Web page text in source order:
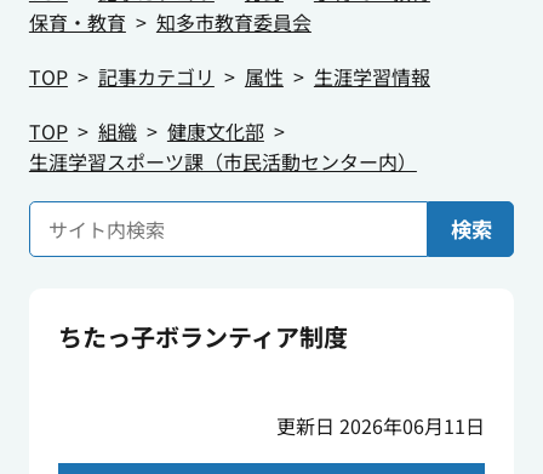
保育・教育
知多市教育委員会
TOP
記事カテゴリ 属性
生涯学習情報
TOP
組織
健康文化部
生涯学習スポーツ課（市民活動センター内）
検索
ちたっ子ボランティア制度
更新日 2026年06月11日